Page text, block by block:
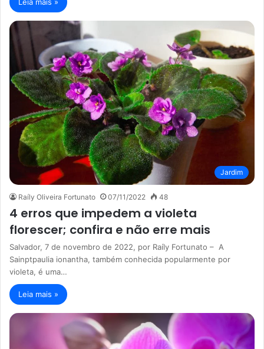
Leia mais »
Jardim
Raíly Oliveira Fortunato 07/11/2022 48
4 erros que impedem a violeta
florescer; confira e não erre mais
Salvador, 7 de novembro de 2022, por Raíly Fortunato – A
Sainptpaulia ionantha, também conhecida popularmente por
violeta, é uma…
Leia mais »